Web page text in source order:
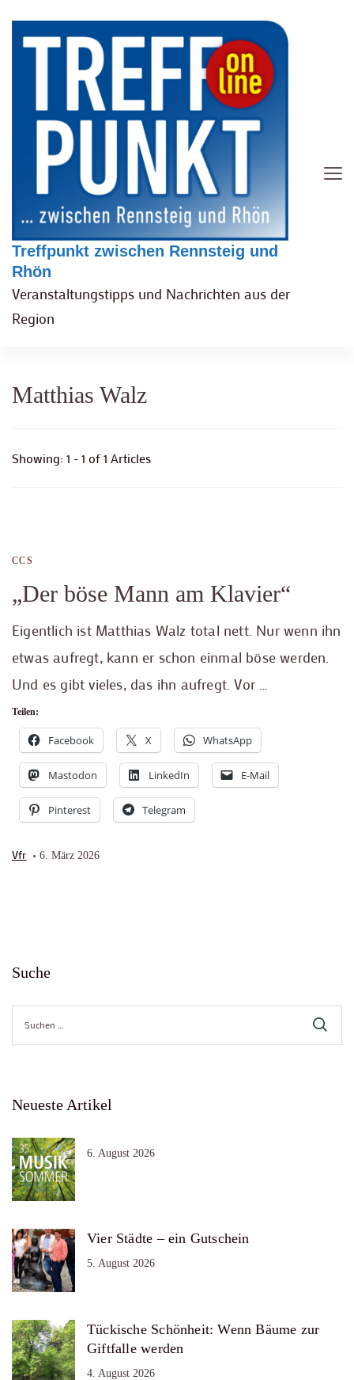
Treffpunkt zwischen Rennsteig und
Rhön
Veranstaltungstipps und Nachrichten aus der
Region
Matthias Walz
Showing: 1 - 1 of 1 Articles
CCS
„Der böse Mann am Klavier“
Eigentlich ist Matthias Walz total nett. Nur wenn ihn
etwas aufregt, kann er schon einmal böse werden.
Und es gibt vieles, das ihn aufregt. Vor …
Teilen:
Facebook X WhatsApp
Mastodon LinkedIn E-Mail
Pinterest Telegram
Vfr 6. März 2026
Suche
Suche
nach:
Neueste Artikel
6. August 2026
Vier Städte – ein Gutschein
5. August 2026
Tückische Schönheit: Wenn Bäume zur
Giftfalle werden
4. August 2026